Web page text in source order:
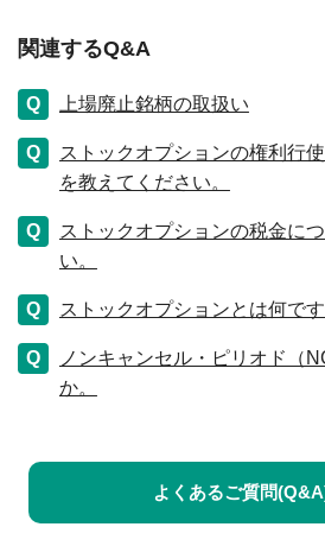
関連するQ&A
上場廃止銘柄の取扱い
ストックオプションの権利行
を教えてください。
ストックオプションの税金に
い。
ストックオプションとは何です
ノンキャンセル・ピリオド（
か。
よくあるご質問